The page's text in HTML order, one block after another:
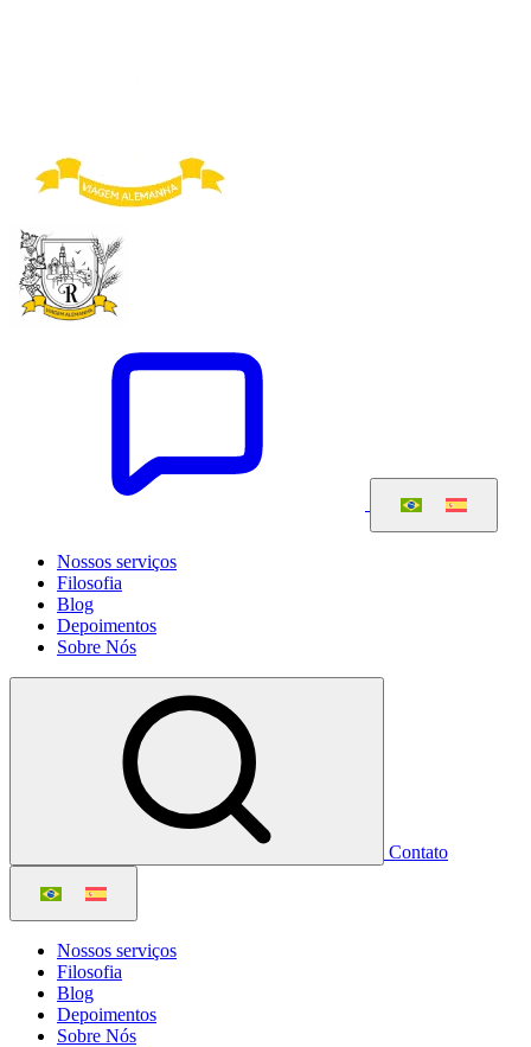
Nossos serviços
Filosofia
Blog
Depoimentos
Sobre Nós
Contato
Nossos serviços
Filosofia
Blog
Depoimentos
Sobre Nós